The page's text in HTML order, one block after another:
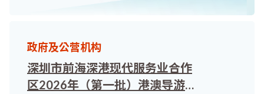
政府及公营机构
深圳市前海深港现代服务业合作
区2026年（第一批）港澳导游